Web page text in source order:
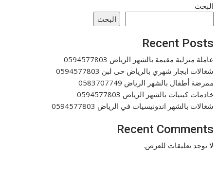
البحث
البحث
Recent Posts
عاملة منزلية مقيمة بالشهر الرياض 0594577803
شغالات ايجار شهري بالرياض حى لبن 0594577803
ممرضة أطفال بالشهر الرياض 0583707749
خادمات كينيات بالشهر الرياض 0594577803
شغالات بالشهر اندونيسيات في الرياض 0594577803
Recent Comments
لا توجد تعليقات للعرض.